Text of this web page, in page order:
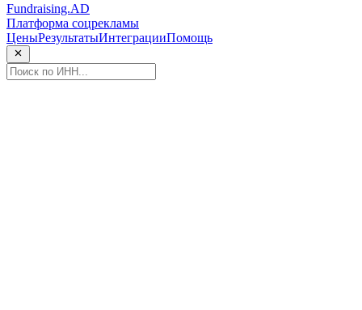
Fundraising.AD
Платформа соцрекламы
ЦеныРезультатыИнтеграцииПомощь